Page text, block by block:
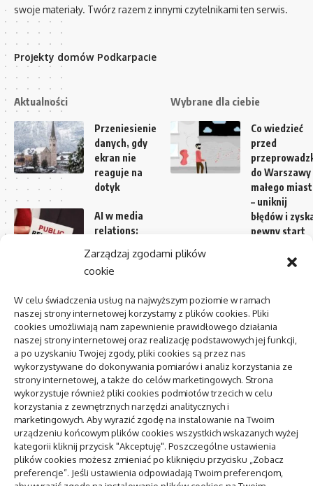
Zarządzaj zgodami plików
cookie
W celu świadczenia usług na najwyższym poziomie w ramach
naszej strony internetowej korzystamy z plików cookies. Pliki
cookies umożliwiają nam zapewnienie prawidłowego działania
naszej strony internetowej oraz realizację podstawowych jej funkcji,
a po uzyskaniu Twojej zgody, pliki cookies są przez nas
wykorzystywane do dokonywania pomiarów i analiz korzystania ze
strony internetowej, a także do celów marketingowych. Strona
wykorzystuje również pliki cookies podmiotów trzecich w celu
korzystania z zewnętrznych narzędzi analitycznych i
marketingowych. Aby wyrazić zgodę na instalowanie na Twoim
urządzeniu końcowym plików cookies wszystkich wskazanych wyżej
kategorii kliknij przycisk "Akceptuję". Poszczególne ustawienia
plików cookies możesz zmieniać po kliknięciu przycisku „Zobacz
preferencje”. Jeśli ustawienia odpowiadają Twoim preferencjom,
swoje materiały. Twórz razem z innymi czytelnikami ten serwis.
Projekty domów Podkarpacie
Aktualności
Przeniesienie
danych, gdy
ekran nie
reaguje na
dotyk
AI w media
relations:
i
ograniczenia
Centrum
zdrowia
psychicznego:
jak znaleźć i
kiedy
pozycjonowanie lokalne
Wybrane dla ciebie
Co wiedzieć
przed
do Warszawy
małego
– uniknij
błędów i
pewny start
Czy opłaca
maszynę
do
styropianu
Szkolenia
dla działu
sprzedaży
sukcesu w
biznesie
To się teraz czyta